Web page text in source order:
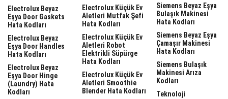
Electrolux Beyaz
Eşya Door Gaskets
Hata Kodları
Electrolux Beyaz
Eşya Door Handles
Hata Kodları
Electrolux Beyaz
Eşya Door Hinge
(laundry) Hata
Kodları
Electrolux Küçük Ev
Aletleri Mutfak Şefi
Hata Kodları
Electrolux Küçük Ev
Aletleri Robot
Elektrikli Süpürge
Hata Kodları
Electrolux Küçük Ev
Aletleri Smoothie
Blender Hata Kodları
Siemens Beyaz Eşya
Bulaşık Makinesi
Hata Kodları
Siemens Beyaz Eşya
Çamaşır Makinesi
Hata Kodları
Siemens Bulaşık
Makinesi Arıza
Kodları
Teknoloji